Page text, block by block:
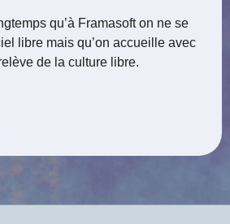
qu’à Framasoft on ne se
libre mais qu’on accueille avec
de la culture libre.